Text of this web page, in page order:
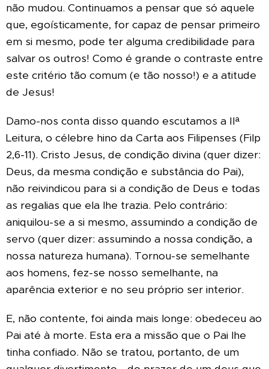
não mudou. Continuamos a pensar que só aquele
que, egoísticamente, for capaz de pensar primeiro
em si mesmo, pode ter alguma credibilidade para
salvar os outros! Como é grande o contraste entre
este critério tão comum (e tão nosso!) e a atitude
de Jesus!
Damo-nos conta disso quando escutamos a IIª
Leitura, o célebre hino da Carta aos Filipenses (Filp
2,6-11). Cristo Jesus, de condição divina (quer dizer:
Deus, da mesma condição e substância do Pai),
não reivindicou para si a condição de Deus e todas
as regalias que ela lhe trazia. Pelo contrário:
aniquilou-se a si mesmo, assumindo a condição de
servo (quer dizer: assumindo a nossa condição, a
nossa natureza humana). Tornou-se semelhante
aos homens, fez-se nosso semelhante, na
aparência exterior e no seu próprio ser interior.
E, não contente, foi ainda mais longe: obedeceu ao
Pai até à morte. Esta era a missão que o Pai lhe
tinha confiado. Não se tratou, portanto, de um